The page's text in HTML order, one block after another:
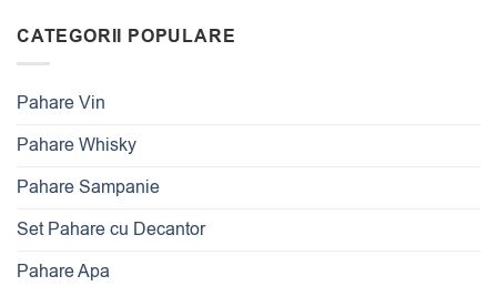
CATEGORII POPULARE
Pahare Vin
Pahare Whisky
Pahare Sampanie
Set Pahare cu Decantor
Pahare Apa